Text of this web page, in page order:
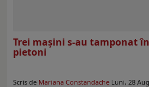
Trei mașini s-au tamponat
pietoni
Scris de Mariana Constandache Luni, 28